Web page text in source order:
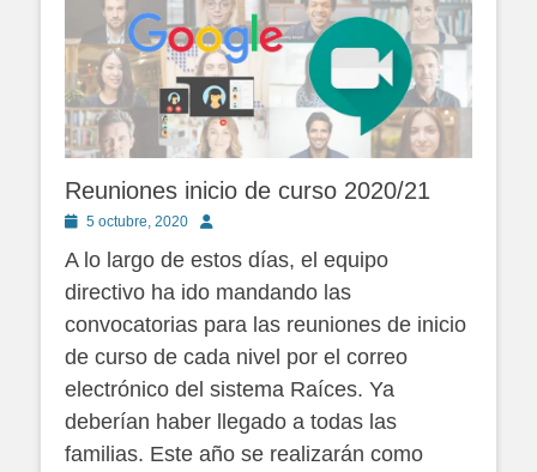
Reuniones inicio de curso 2020/21
Publicado
5 octubre, 2020 Autor
A lo largo de estos días, el equipo
directivo ha ido mandando las
convocatorias para las reuniones de inicio
de curso de cada nivel por el correo
electrónico del sistema Raíces. Ya
deberían haber llegado a todas las
familias. Este año se realizarán como